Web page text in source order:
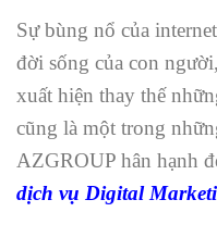
Sự bùng nổ của
đời sống của con
xuất hiện thay thế
cũng là một trong
AZGROUP hân hạnh
dịch vụ Digital